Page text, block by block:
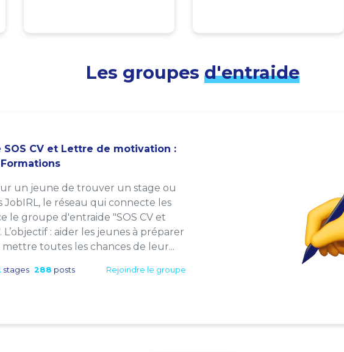
Les groupes d'entraide
CV et Lettre de motivation :
un jeune de trouver un stage ou
JobIRL, le réseau qui connecte les
le groupe d'entraide "SOS CV et
: aider les jeunes à préparer
toutes les chances de leur...
stages 288 posts Rejoindre le groupe